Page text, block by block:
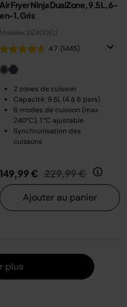
Air Fryer Ninja DualZone, 9.5L, 6-
en-1, Gris
Modèle: DZ400EU
4.7 (1445)
2 zones de cuisson
Capacité: 9.5L (4 à 6 pers)
6 modes de cuisson (max
240°C), T°C ajustable
Synchronisation des
cuissons
149,99 € Prix réduit de
229,99 € au
Ajouter au panier
plus